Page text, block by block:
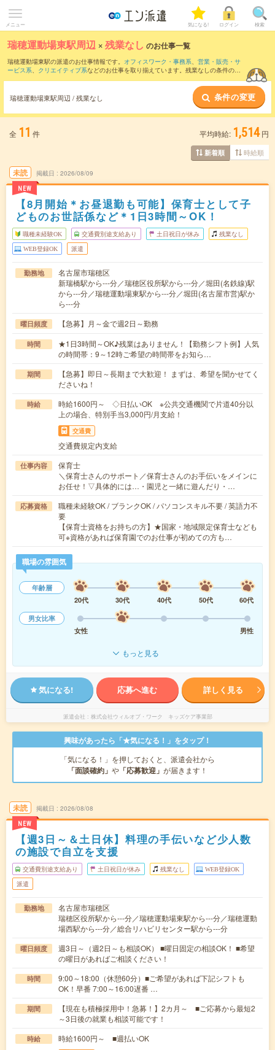
メニュー 気になる! ログイン 検索
瑞穂運動場東駅周辺 ×残業なし のお仕事一覧
瑞穂運動場東駅の派遣のお仕事情報です。 オフィスワーク・事務系、 営業・販売・サ
ービス系、 クリエイティブ系などのお仕事を取り揃えています。残業なしの条件の他
瑞穂運動場東駅周辺 / 残業なし 条件の変更
全 11 件 平均時給: 1,514 円
新着順 時給順
未読
NEW
掲載日 2026/08/09
【8月開始＊お昼退勤も可能】保育士として子
どものお世話係など＊1日3時間～OK！
職種未経験OK 交通費別途支給あり 土日祝日が休み 残業なし
WEB登録OK 派遣
勤務地
名古屋市瑞穂区
新瑞橋駅から---分／瑞穂区役所駅から---分／堀田(名鉄線)駅
から---分／瑞穂運動場東駅から---分／堀田(名古屋市営)駅か
ら---分
曜日頻度 【急募】月～金で週2日～勤務
時間
★1日3時間～OK♪残業はありません！【勤務シフト例】人気
の時間帯：9～12時ご希望の時間帯をお知ら…
期間
【急募】即日～長期まで大歓迎！ まずは、希望を聞かせてく
ださいね！
時給
時給1600円～ ◇日払いOK ※公共交通機関で片道40分以
上の場合、特別手当3,000円/月支給！
交通費
交通費規定内支給
仕事内容
保育士
＼保育士さんのサポート／保育士さんのお手伝いをメインに
お任せ！▽具体的には…・園児と一緒に遊んだり・…
応募資格
職種未経験OK / ブランクOK / パソコンスキル不要 / 英語力不
要
【保育士資格をお持ちの方】★国家・地域限定保育士なども
可※資格があれば保育園でのお仕事が初めての方も…
職場の雰囲気
年齢層
20代
30代 40代 50代
60代
男女比率
女性
男性
もっと見る
気になる! 応募へ進む 詳しく見る
派遣会社 株式会社ウィルオブ・ワーク キッズケア事業部
興味があったら「★気になる！」をタップ！
「気になる！」を押しておくと、派遣会社から
「面談確約」 や 「応募歓迎」 が届きます！
未読
NEW
掲載日 2026/08/08
【週3日～＆土日休】料理の手伝いなど少人数
の施設で自立を支援
交通費別途支給あり 土日祝日が休み 残業なし WEB登録OK
派遣
勤務地
名古屋市瑞穂区
瑞穂区役所駅から---分／瑞穂運動場東駅から---分／瑞穂運動
場西駅から---分／総合リハビリセンター駅から---分
曜日頻度
週3日～（週2日～も相談OK） ■曜日固定の相談OK！ ■希望
の曜日があればご相談ください！
時間
9:00～18:00（休憩60分）■ご希望があれば下記シフトも
OK！早番 7:00～16:00遅番 …
期間
【現在も積極採用中！急募！】2カ月～ ■ご応募から最短2
～3日後の就業も相談可能です！
時給 時給1600円～ ■週払いOK